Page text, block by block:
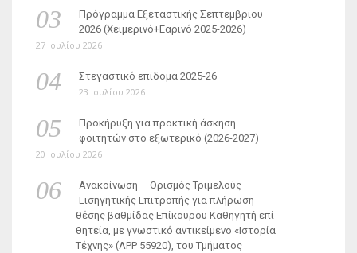
Πρόγραμμα Εξεταστικής Σεπτεμβρίου
2026 (Χειμερινό+Εαρινό 2025-2026)
27 Ιουλίου 2026
Στεγαστικό επίδομα 2025-26
23 Ιουλίου 2026
Προκήρυξη για πρακτική άσκηση
φοιτητών στο εξωτερικό (2026-2027)
20 Ιουλίου 2026
Ανακοίνωση – Ορισμός Τριμελούς
Εισηγητικής Επιτροπής για πλήρωση
θέσης βαθμίδας Επίκουρου Καθηγητή επί
θητεία, με γνωστικό αντικείμενο «Ιστορία
Τέχνης» (ΑΡΡ 55920), του Τμήματος